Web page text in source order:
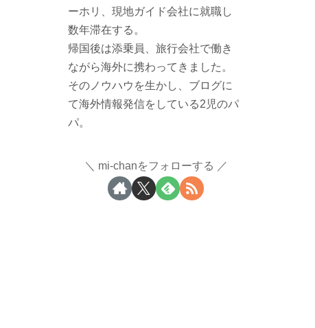
ーホリ、現地ガイド会社に就職し
数年滞在する。
帰国後は添乗員、旅行会社で働き
ながら海外に携わってきました。
そのノウハウを生かし、ブログに
て海外情報発信をしている2児のパ
パ。
mi-chanをフォローする